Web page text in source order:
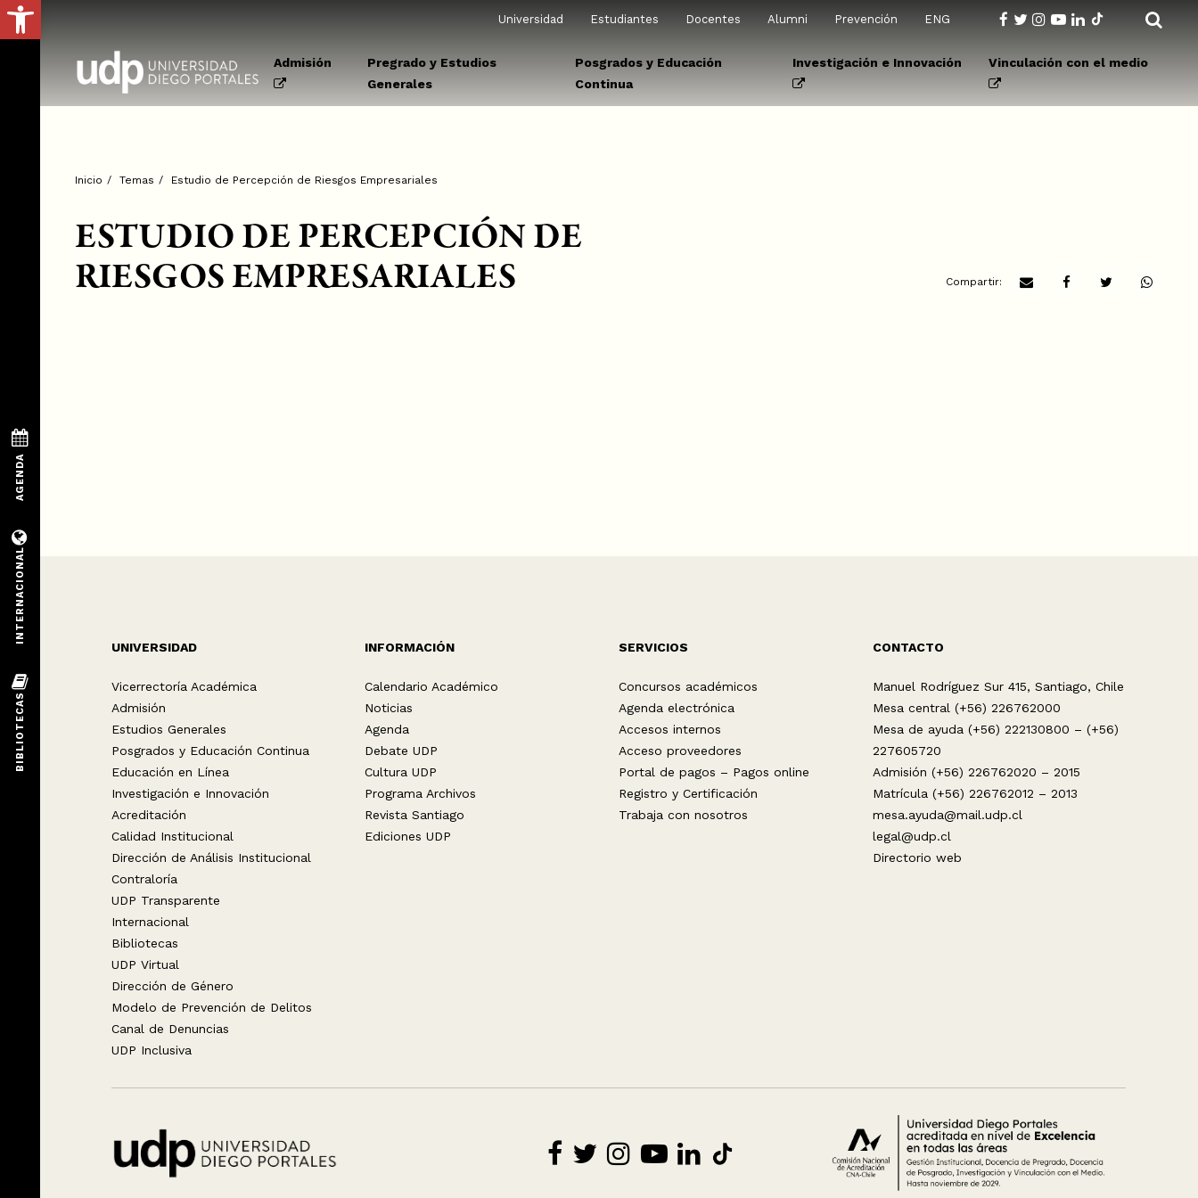
Universidad Estudiantes Docentes Alumni Prevención ENG
Admisión
Pregrado y Estudios
Generales
Posgrados y Educación
Continua
Investigación e Innovación Vinculación con el medio
Inicio / Temas / Estudio de Percepción de Riesgos Empresariales
ESTUDIO DE PERCEPCIÓN DE
RIESGOS EMPRESARIALES
Compartir:
UNIVERSIDAD
Vicerrectoría Académica
Admisión
Estudios Generales
Posgrados y Educación Continua
Educación en Línea
Investigación e Innovación
Acreditación
Calidad Institucional
Dirección de Análisis Institucional
Contraloría
UDP Transparente
Internacional
Bibliotecas
UDP Virtual
Dirección de Género
Modelo de Prevención de Delitos
Canal de Denuncias
UDP Inclusiva
INFORMACIÓN
Calendario Académico
Noticias
Agenda
Debate UDP
Cultura UDP
Programa Archivos
Revista Santiago
Ediciones UDP
SERVICIOS
Concursos académicos
Agenda electrónica
Accesos internos
Acceso proveedores
Portal de pagos – Pagos online
Registro y Certificación
Trabaja con nosotros
CONTACTO
Manuel Rodríguez Sur 415, Santiago, Chile
Mesa central (+56) 226762000
Mesa de ayuda (+56) 222130800 – (+56)
227605720
Admisión (+56) 226762020 – 2015
Matrícula (+56) 226762012 – 2013
mesa.ayuda@mail.udp.cl
legal@udp.cl
Directorio web